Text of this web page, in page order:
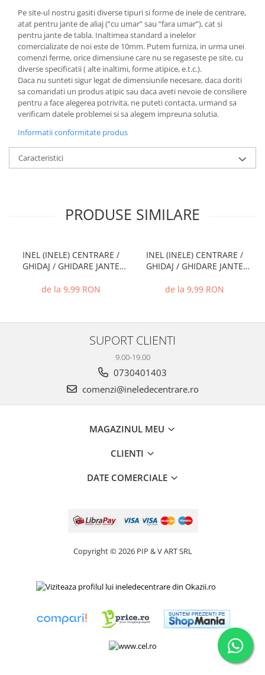
Pe site-ul nostru gasiti diverse tipuri si forme de inele de centrare,
atat pentru jante de aliaj (“cu umar” sau “fara umar”), cat si
pentru jante de tabla. Inaltimea standard a inelelor
comercializate de noi este de 10mm. Putem furniza, in urma unei
comenzi ferme, orice dimensiune care nu se regaseste pe site, cu
diverse specificatii ( alte inaltimi, forme atipice, e.t.c.).
Daca nu sunteti sigur legat de dimensiunile necesare, daca doriti
sa comandati un produs atipic sau daca aveti nevoie de consiliere
pentru a face alegerea potrivita, ne puteti contacta, urmand sa
verificam datele problemei si sa alegem impreuna solutia.
Informatii conformitate produs
Caracteristici
PRODUSE SIMILARE
INEL (INELE) CENTRARE /
GHIDAJ / GHIDARE JANTE
de la 9,99 RON
INEL (INELE) CENTRARE /
GHIDAJ / GHIDARE JANTE
de la 9,99 RON
SUPORT CLIENTI
9.00-19.00
0730401403
comenzi@ineledecentrare.ro
MAGAZINUL MEU
CLIENTI
DATE COMERCIALE
Copyright © 2026 PIP & V ART SRL